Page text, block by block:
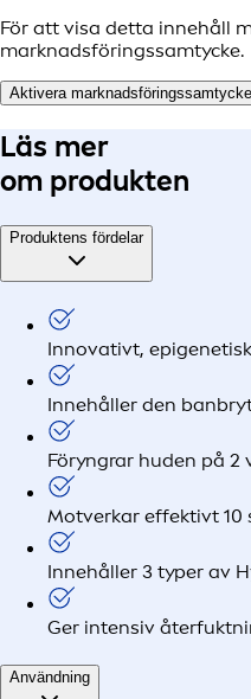
För att visa detta innehåll
marknadsföringssamtycke.
Aktivera marknadsföringssamtycke
Läs mer
om produkten
Produktens fördelar
Innovativt,
Innehåller den
Föryngrar huden på 2
Motverkar effektivt 10
Innehåller 3 typer av
Ger intensiv
Användning